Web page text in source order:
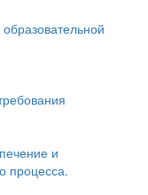
и
процесса.